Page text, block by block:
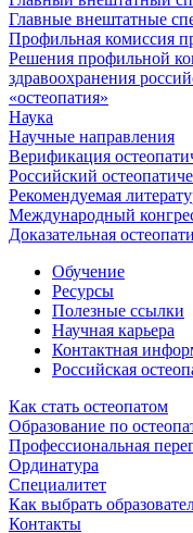
Главные внештатные
Профильная комиссия
Решения профильной
здравоохранения
«остеопатия»
Наука
Научные направления
Верификация
Российский
Рекомендуемая
Международный
Доказательная
Обучение
Ресурсы
Полезные ссылки
Научная карьера
Контактная
Российская
Как стать остеопатом
Образование по
Профессиональная
Ординатура
Специалитет
Как выбрать
Контакты